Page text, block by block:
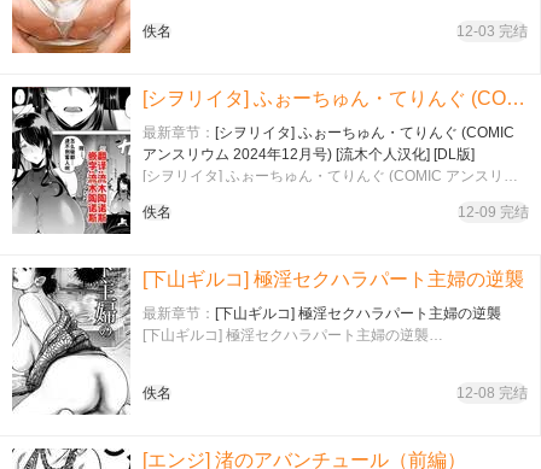
佚名 12-03 完结
[シヲリイタ] ふぉーちゅん・てりんぐ (COMIC アンスリウム 2024年12月号) [流木个人汉化] [DL版]
最新章节： [シヲリイタ] ふぉーちゅん・てりんぐ (COMIC
アンスリウム 2024年12月号) [流木个人汉化] [DL版]
[シヲリイタ] ふぉーちゅん・てりんぐ (COMIC アンスリウ
佚名
12-09 完结
[下山ギルコ] 極淫セクハラパート主婦の逆襲
最新章节： [下山ギルコ] 極淫セクハラパート主婦の逆襲
[下山ギルコ] 極淫セクハラパート主婦の逆襲…
佚名 12-08 完结
[エンジ] 渚のアバンチュール（前編）